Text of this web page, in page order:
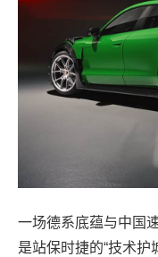
一场德系底蕴与中国
是站保时捷的“技术护